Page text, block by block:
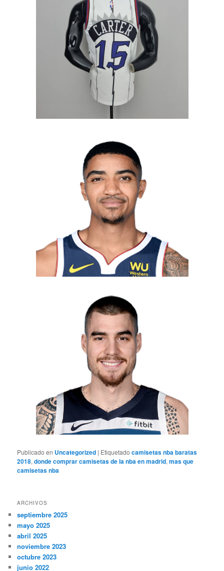
Publicado en Uncategorized | Etiquetado camisetas nba baratas
2018,donde comprar camisetas de la nba en madrid,mas que
camisetas nba
ARCHIVOS
septiembre 2025
mayo 2025
abril 2025
noviembre 2023
octubre 2023
junio 2022